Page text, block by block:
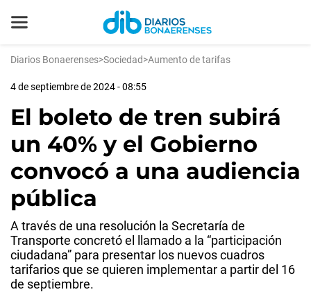
Diarios Bonaerenses>Sociedad>Aumento de tarifas
4 de septiembre de 2024 - 08:55
El boleto de tren subirá
un 40% y el Gobierno
convocó a una audiencia
pública
A través de una resolución la Secretaría de
Transporte concretó el llamado a la “participación
ciudadana” para presentar los nuevos cuadros
tarifarios que se quieren implementar a partir del 16
de septiembre.